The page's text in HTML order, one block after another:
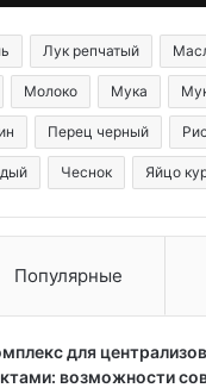
Лук репчатый
Молоко Мука
Перец черный Рис
Чеснок Яйцо
Популярные
для
возможности